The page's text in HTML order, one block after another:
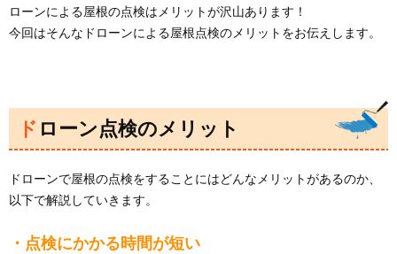
ローンによる屋根の点検はメリットが沢山あります！
今回はそんなドローンによる屋根点検のメリットをお伝えします。
ドローン点検のメリット
ドローンで屋根の点検をすることにはどんなメリットがあるのか、
以下で解説していきます。
・点検にかかる時間が短い